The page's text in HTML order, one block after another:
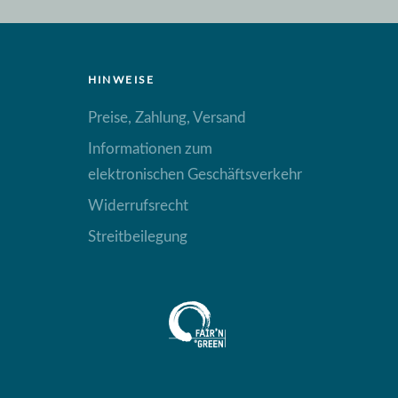
HINWEISE
Preise, Zahlung, Versand
Informationen zum
elektronischen Geschäftsverkehr
Widerrufsrecht
Streitbeilegung